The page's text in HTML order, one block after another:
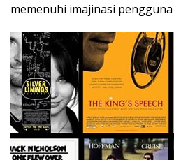
memenuhi imajinasi